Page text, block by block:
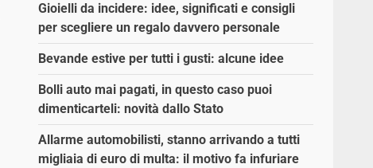
Gioielli da incidere: idee, significati e consigli
per scegliere un regalo davvero personale
Bevande estive per tutti i gusti: alcune idee
Bolli auto mai pagati, in questo caso puoi
dimenticarteli: novità dallo Stato
Allarme automobilisti, stanno arrivando a tutti
migliaia di euro di multa: il motivo fa infuriare